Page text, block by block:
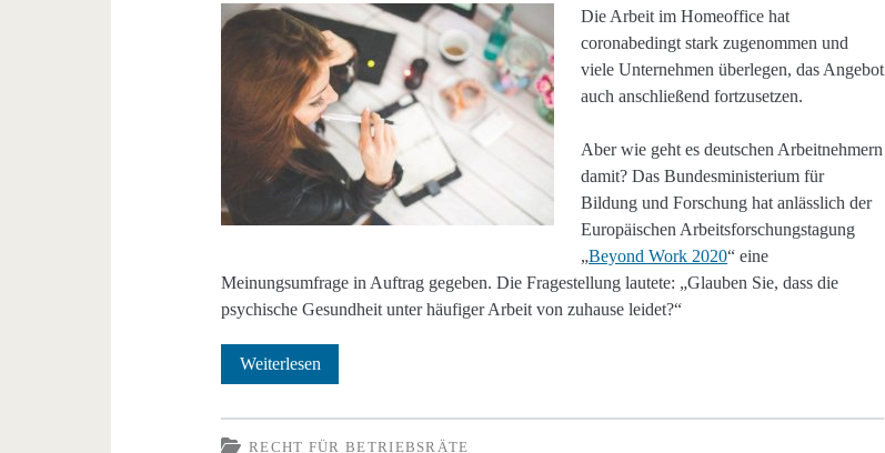
Die Arbeit im Homeoffice hat
coronabedingt stark zugenommen und
viele Unternehmen überlegen, das Angebot
auch anschließend fortzusetzen.
Aber wie geht es deutschen Arbeitnehmern
damit? Das Bundesministerium für
Bildung und Forschung hat anlässlich der
Europäischen Arbeitsforschungstagung
„Beyond Work 2020“ eine
Meinungsumfrage in Auftrag gegeben. Die Fragestellung lautete: „Glauben Sie, dass die
psychische Gesundheit unter häufiger Arbeit von zuhause leidet?“
WeiterlesenLeidet
psychische
RECHT FÜR BETRIEBSRÄTE